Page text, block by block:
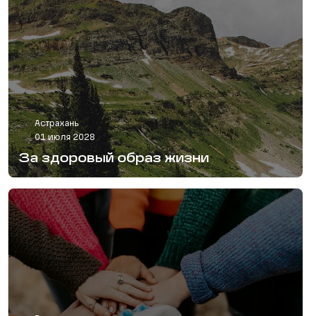
Астрахань
01 июля 2028
За здоровый образ жизни